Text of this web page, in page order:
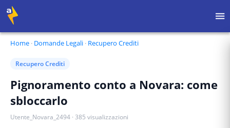
Home · Domande Legali · Recupero Crediti
Recupero Crediti
Pignoramento conto a Novara: come
sbloccarlo
Utente_Novara_2494 · 385 visualizzazioni